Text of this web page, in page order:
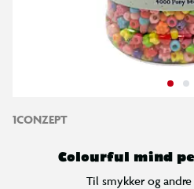
1CONZEPT
Colourful mind
Til smykker og